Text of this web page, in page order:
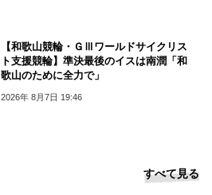
【和歌山競輪・ＧⅢワールドサイクリス
ト支援競輪】準決最後のイスは南潤「和
歌山のために全力で」
2026年 8月7日 19:46
すべて見る